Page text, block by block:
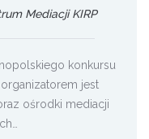
Mediacji KIRP
konkursu
jest
ośrodki mediacji